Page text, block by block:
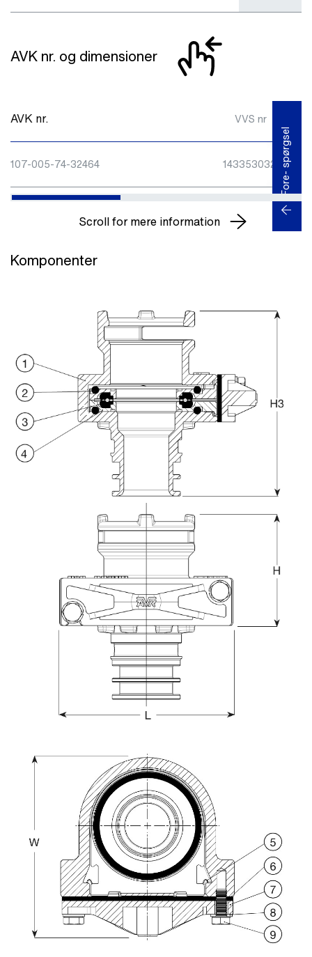
AVK nr. og dimensioner
AVK nr. VVS nr
107-005-74-32464 143353032 Fore- spørgsel
Scroll for mere information
Komponenter